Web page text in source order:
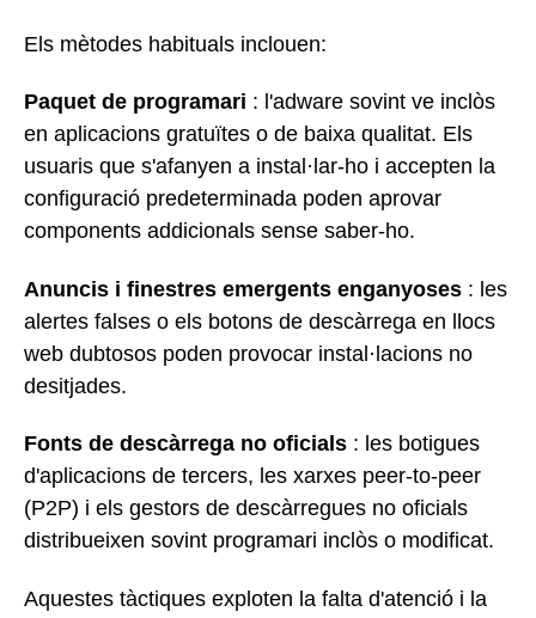
Els mètodes habituals inclouen:
Paquet de programari : l'adware sovint ve inclòs
en aplicacions gratuïtes o de baixa qualitat. Els
usuaris que s'afanyen a instal·lar-ho i accepten la
configuració predeterminada poden aprovar
components addicionals sense saber-ho.
Anuncis i finestres emergents enganyoses : les
alertes falses o els botons de descàrrega en llocs
web dubtosos poden provocar instal·lacions no
desitjades.
Fonts de descàrrega no oficials : les botigues
d'aplicacions de tercers, les xarxes peer-to-peer
(P2P) i els gestors de descàrregues no oficials
distribueixen sovint programari inclòs o modificat.
Aquestes tàctiques exploten la falta d'atenció i la